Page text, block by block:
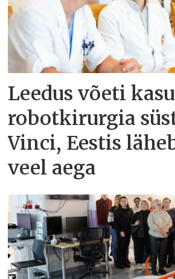
Leedus võeti
robotkirurgia
Vinci, Eestis
veel aega